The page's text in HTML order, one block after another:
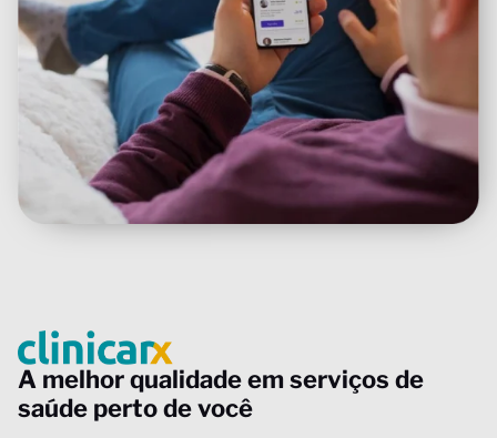
A melhor qualidade em serviços de
saúde perto de você